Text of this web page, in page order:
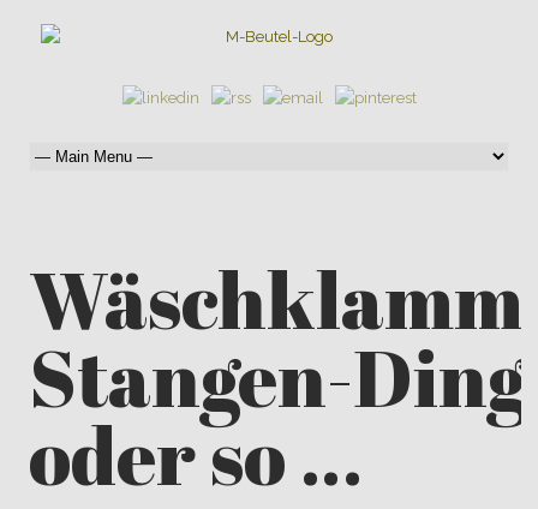
Stangen-
oder so …